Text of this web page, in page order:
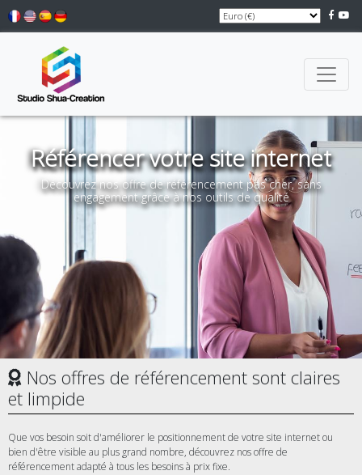
Référencer votre site internet
Découvrez nos offre de référencement pas cher, sans
engagement grâce à nos outils de qualité
Nos offres de référencement sont claires
et limpide
Que vos besoin soit d'améliorer le positionnement de votre site internet ou
bien d'être visible au plus grand nombre, découvrez nos offre de
référencement adapté à tous les besoins à prix fixe.